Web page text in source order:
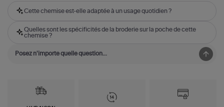
Cette chemise est-elle adaptée à un usage quotidien ?
Quelles sont les spécificités de la broderie sur la poche de cette
chemise ?